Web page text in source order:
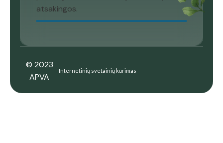
atsakingos.
© 2023
APVA
Internetinių svetainių kūrimas